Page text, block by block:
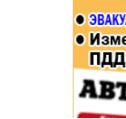
Спорт Фитнес
Недвижимость
Красота